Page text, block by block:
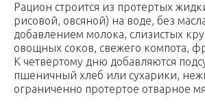
Рацион строится из протертых
рисовой, овсяной) на воде, без
добавлением молока, слизистых
овощных соков, свежего компота,
К четвертому дню добавляются
пшеничный хлеб или сухарики,
ограниченно протертое отварное